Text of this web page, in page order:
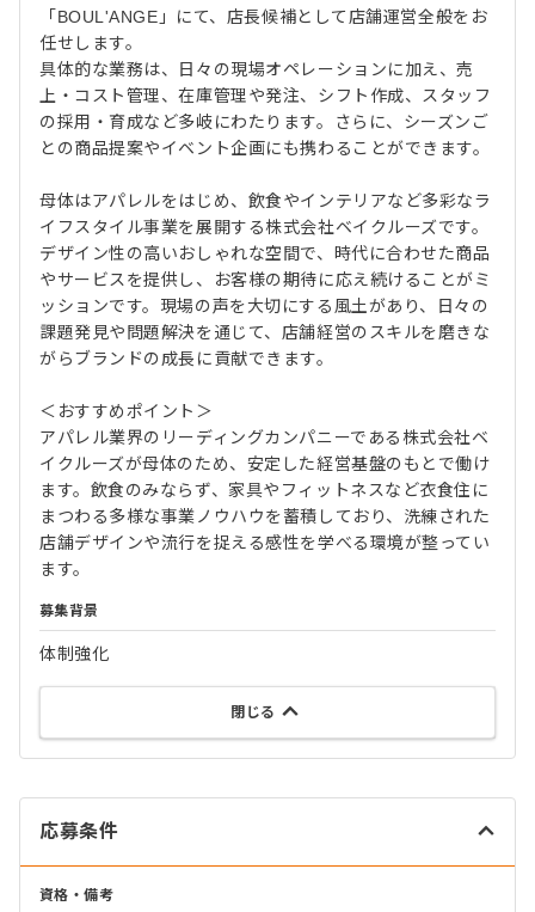
「BOUL'ANGE」にて、店長候補として店舗運営全般をお
任せします。
具体的な業務は、日々の現場オペレーションに加え、売
上・コスト管理、在庫管理や発注、シフト作成、スタッフ
の採用・育成など多岐にわたります。さらに、シーズンご
との商品提案やイベント企画にも携わることができます。
母体はアパレルをはじめ、飲食やインテリアなど多彩なラ
イフスタイル事業を展開する株式会社ベイクルーズです。
デザイン性の高いおしゃれな空間で、時代に合わせた商品
やサービスを提供し、お客様の期待に応え続けることがミ
ッションです。現場の声を大切にする風土があり、日々の
課題発見や問題解決を通じて、店舗経営のスキルを磨きな
がらブランドの成長に貢献できます。
＜おすすめポイント＞
アパレル業界のリーディングカンパニーである株式会社ベ
イクルーズが母体のため、安定した経営基盤のもとで働け
ます。飲食のみならず、家具やフィットネスなど衣食住に
まつわる多様な事業ノウハウを蓄積しており、洗練された
店舗デザインや流行を捉える感性を学べる環境が整ってい
ます。
募集背景
体制強化
閉じる
応募条件
資格・備考